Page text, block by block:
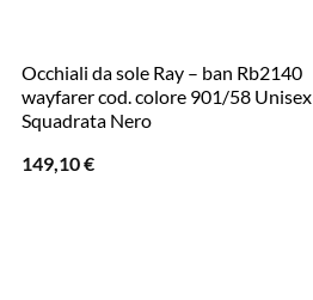
Occhiali da sole Ray – ban Rb2140
wayfarer cod. colore 901/58 Unisex
Squadrata Nero
149,10€